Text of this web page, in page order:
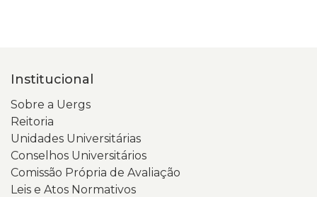
Institucional
Sobre a Uergs
Reitoria
Unidades Universitárias
Conselhos Universitários
Comissão Própria de Avaliação
Leis e Atos Normativos